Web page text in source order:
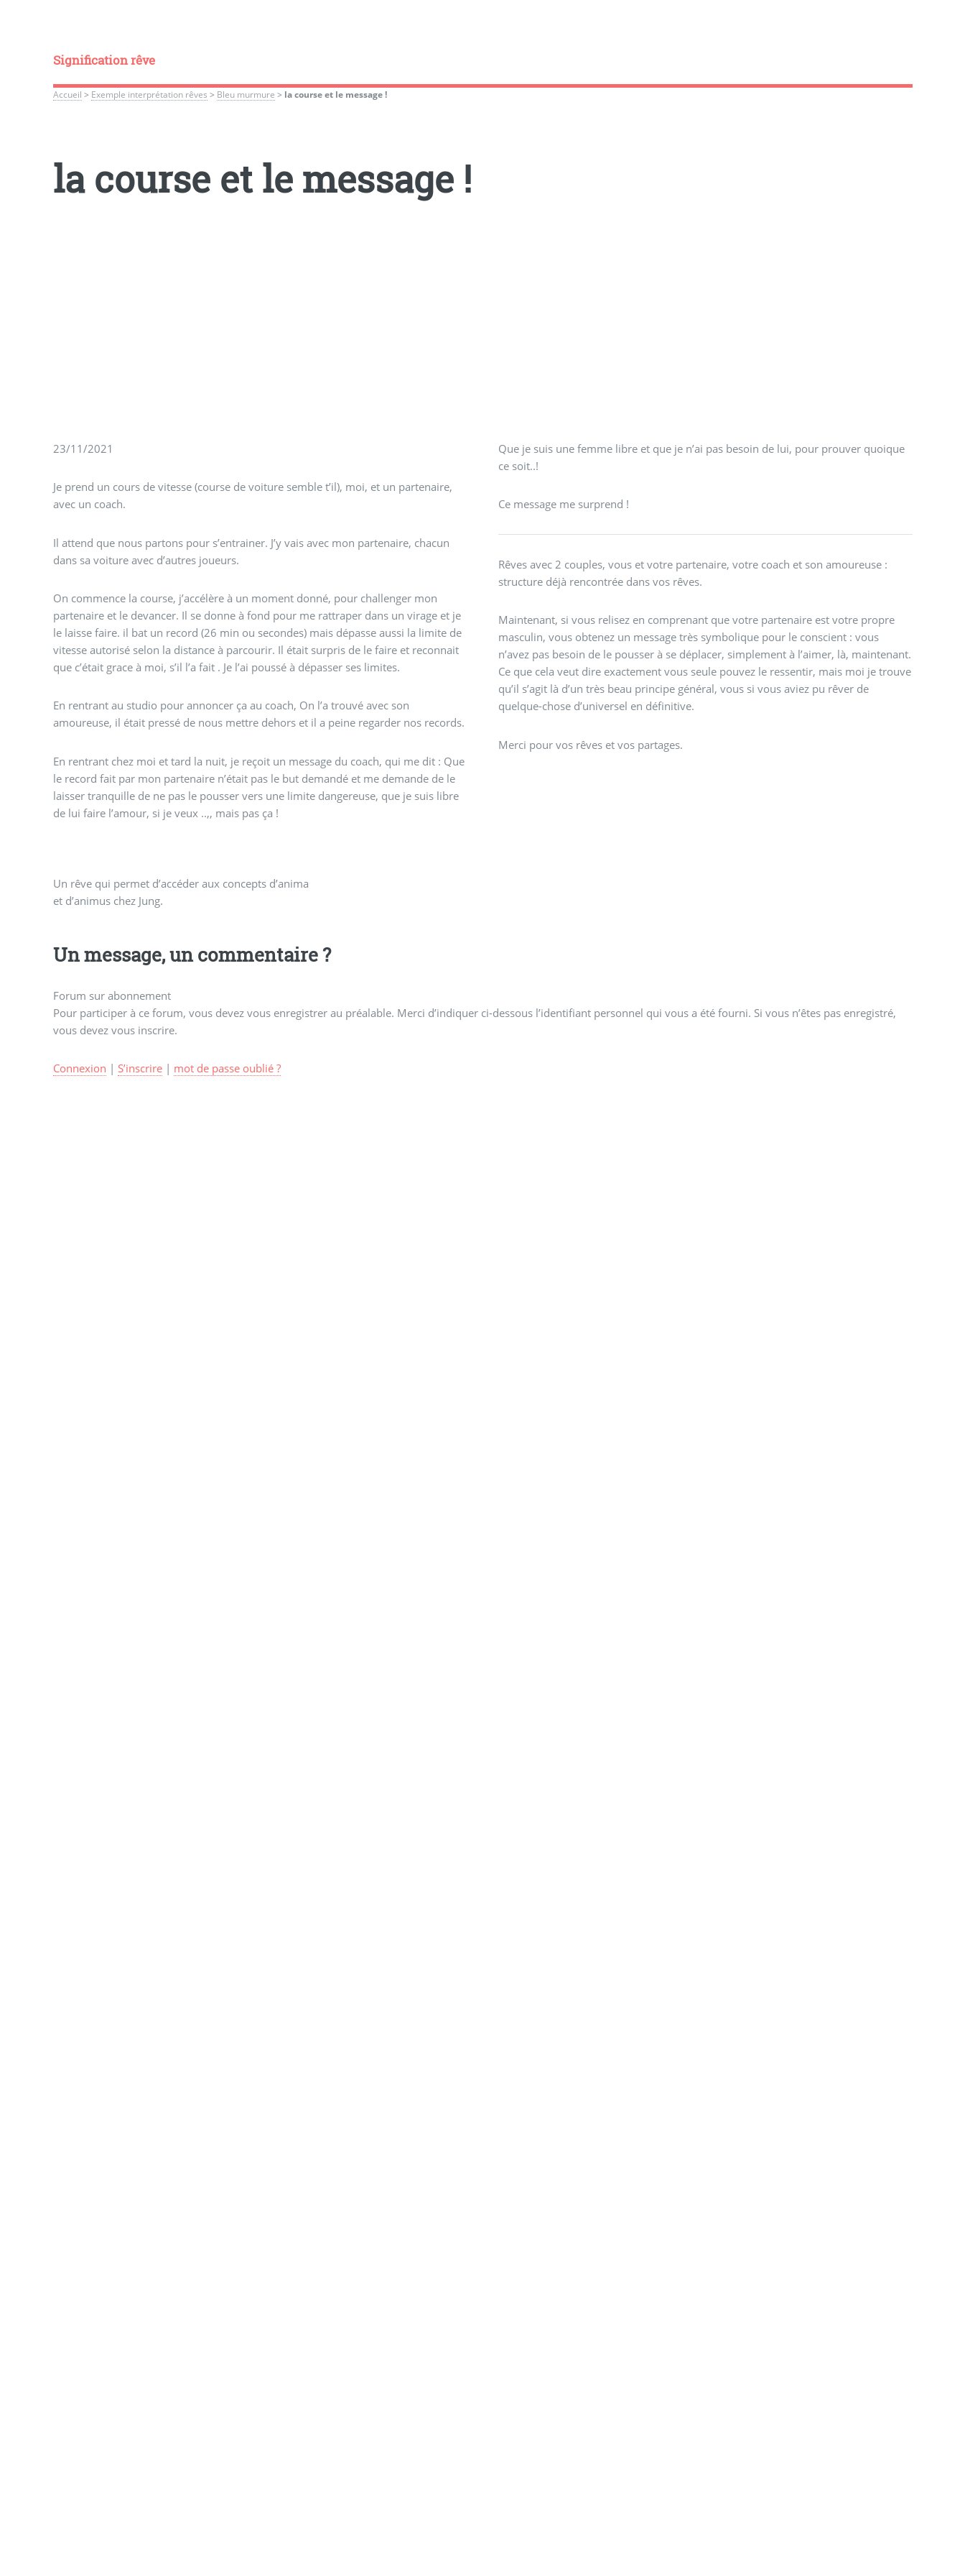
Signification rêve
Accueil > Exemple interprétation rêves > Bleu murmure > la course et le message !
la course et le message !
23/11/2021
Je prend un cours de vitesse (course de voiture semble t’il), moi, et un partenaire,
avec un coach.
Il attend que nous partons pour s’entrainer. J’y vais avec mon partenaire, chacun
dans sa voiture avec d’autres joueurs.
On commence la course, j’accélère à un moment donné, pour challenger mon
partenaire et le devancer. Il se donne à fond pour me rattraper dans un virage et je
le laisse faire. il bat un record (26 min ou secondes) mais dépasse aussi la limite de
vitesse autorisé selon la distance à parcourir. Il était surpris de le faire et reconnait
que c’était grace à moi, s’il l’a fait . Je l’ai poussé à dépasser ses limites.
En rentrant au studio pour annoncer ça au coach, On l’a trouvé avec son
amoureuse, il était pressé de nous mettre dehors et il a peine regarder nos records.
En rentrant chez moi et tard la nuit, je reçoit un message du coach, qui me dit : Que
le record fait par mon partenaire n’était pas le but demandé et me demande de le
laisser tranquille de ne pas le pousser vers une limite dangereuse, que je suis libre
de lui faire l’amour, si je veux ..,, mais pas ça !
Que je suis une femme libre et que je n’ai pas besoin de lui, pour prouver quoique
ce soit..!
Ce message me surprend !
Rêves avec 2 couples, vous et votre partenaire, votre coach et son amoureuse :
structure déjà rencontrée dans vos rêves.
Maintenant, si vous relisez en comprenant que votre partenaire est votre propre
masculin, vous obtenez un message très symbolique pour le conscient : vous
n’avez pas besoin de le pousser à se déplacer, simplement à l’aimer, là, maintenant.
Ce que cela veut dire exactement vous seule pouvez le ressentir, mais moi je trouve
qu’il s’agit là d’un très beau principe général, vous si vous aviez pu rêver de
quelque-chose d’universel en définitive.
Merci pour vos rêves et vos partages.
Un rêve qui permet d’accéder aux concepts d’anima
et d’animus chez Jung.
Un message, un commentaire ?
Forum sur abonnement
Pour participer à ce forum, vous devez vous enregistrer au préalable. Merci d’indiquer ci-dessous l’identifiant personnel qui vous a été fourni. Si vous n’êtes pas enregistré,
vous devez vous inscrire.
Connexion | S’inscrire| mot de passe oublié ?